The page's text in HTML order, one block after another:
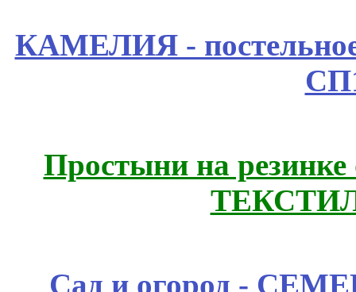
КАМЕЛИЯ -
Простыни на
Сад и огород -